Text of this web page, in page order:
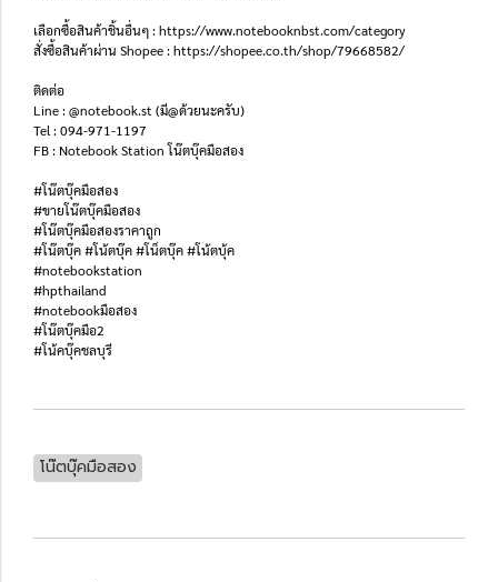
เลือกซื้อสินค้าชิ้นอื่นๆ : https://www.notebooknbst.com/category
สั่งซื้อสินค้าผ่าน Shopee : https://shopee.co.th/shop/79668582/
ติดต่อ
Line : @notebook.st (มี@ด้วยนะครับ)
Tel : 094-971-1197
FB : Notebook Station โน๊ตบุ๊คมือสอง
#โน๊ตบุ๊คมือสอง
#ขายโน๊ตบุ๊คมือสอง
#โน๊ตบุ๊คมือสองราคาถูก
#โน๊ตบุ๊ค #โน้ตบุ๊ค #โน็ตบุ๊ค #โน้ตบุ้ค
#notebookstation
#hpthailand
#notebookมือสอง
#โน๊ตบุ๊คมือ2
#โน้คบุ๊คชลบุรี
โน๊ตบุ๊คมือสอง